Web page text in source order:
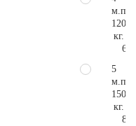
м.п.
120
кг.
5
м.п.
150
кг.